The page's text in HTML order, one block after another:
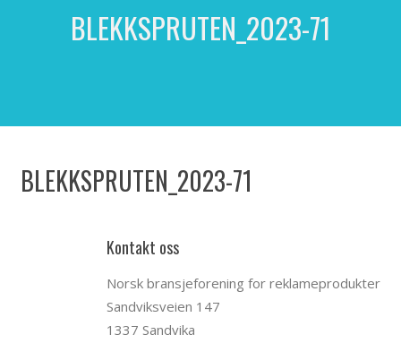
BLEKKSPRUTEN_2023-71
BLEKKSPRUTEN_2023-71
Kontakt oss
Norsk bransjeforening for reklameprodukter
Sandviksveien 147
1337 Sandvika